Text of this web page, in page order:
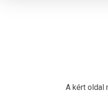
A kért oldal